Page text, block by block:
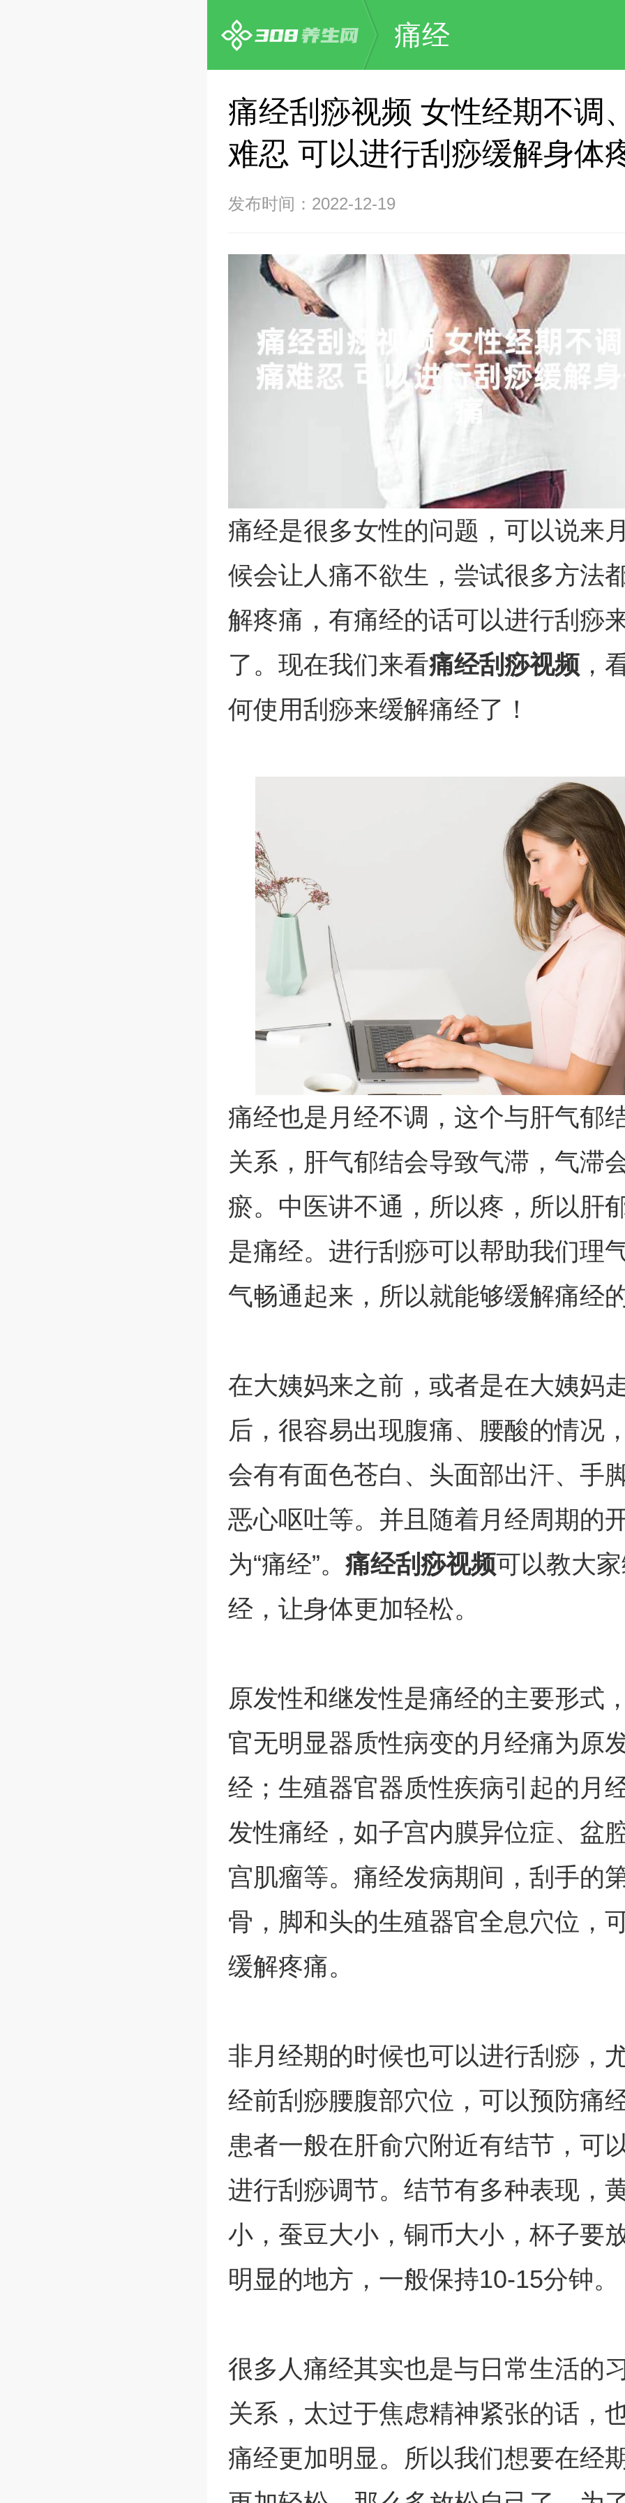
痛经
痛经刮痧视频 女性经期不调
难忍 可以进行刮痧缓解身体
发布时间：2022-12-19
痛经是很多女性的问题，可以说来
候会让人痛不欲生，尝试很多方法
解疼痛，有痛经的话可以进行刮痧
了。现在我们来看痛经刮痧视频 ，
何使用刮痧来缓解痛经了！
痛经也是月经不调，这个与肝气郁
关系，肝气郁结会导致气滞，气滞
瘀。中医讲不通，所以疼，所以肝
是痛经。进行刮痧可以帮助我们理
气畅通起来，所以就能够缓解痛经
在大姨妈来之前，或者是在大姨妈
后，很容易出现腹痛、腰酸的情况
会有有面色苍白、头面部出汗、手
恶心呕吐等。并且随着月经周期的
为“痛经”。 痛经刮痧视频可以教大
经，让身体更加轻松。
原发性和继发性是痛经的主要形式
官无明显器质性病变的月经痛为原
经；生殖器官器质性疾病引起的月
发性痛经，如子宫内膜异位症、盆
宫肌瘤等。痛经发病期间，刮手的
骨，脚和头的生殖器官全息穴位，
缓解疼痛。
非月经期的时候也可以进行刮痧，
经前刮痧腰腹部穴位，可以预防痛
患者一般在肝俞穴附近有结节，可
进行刮痧调节。结节有多种表现，
小，蚕豆大小，铜币大小，杯子要
明显的地方，一般保持10-15分钟。
很多人痛经其实也是与日常生活的
关系，太过于焦虑精神紧张的话，
痛经更加明显。所以我们想要在经